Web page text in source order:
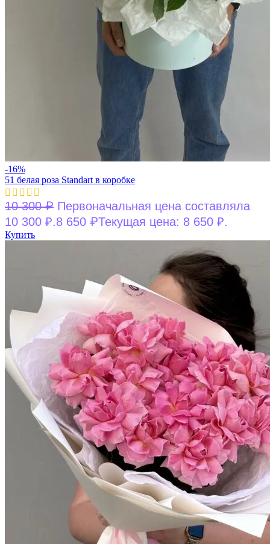
-16%
51 белая роза Standart в коробке
10 300₽ Первоначальная цена составляла
10 300 ₽.8 650 ₽Текущая цена: 8 650 ₽.
Купить